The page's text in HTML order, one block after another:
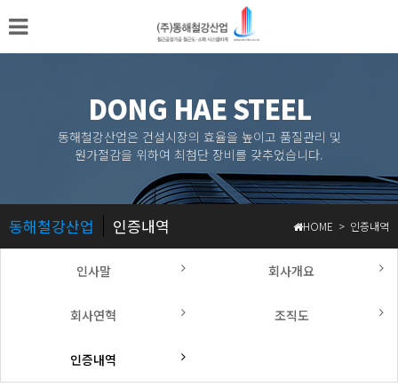
DONG HAE STEEL
동해철강산업은 건설시장의 효율을 높이고 품질관리 및
원가절감을 위하여 최첨단 장비를 갖추었습니다.
동해철강산업 인증내역 HOME > 인증내역
인사말 회사개요
회사연혁 조직도
인증내역